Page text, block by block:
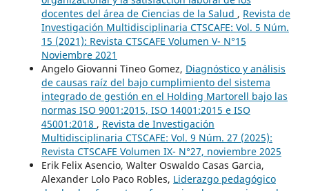
docentes del área de Ciencias de la Salud , Revista de
Investigación Multidisciplinaria CTSCAFE: Vol. 5 Núm.
15 (2021): Revista CTSCAFE Volumen V- N°15
Noviembre 2021
Angelo Giovanni Tineo Gomez, Diagnóstico y análisis
de causas raíz del bajo cumplimiento del sistema
integrado de gestión en el Holding Martorell bajo las
normas ISO 9001:2015, ISO 14001:2015 e ISO
45001:2018 , Revista de Investigación
Multidisciplinaria CTSCAFE: Vol. 9 Núm. 27 (2025):
Revista CTSCAFE Volumen IX- N°27, noviembre 2025
Erik Felix Asencio, Walter Oswaldo Casas Garcia,
Alexander Lolo Paco Robles, Liderazgo pedagógico